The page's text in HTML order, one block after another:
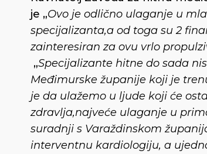
je „Ovo je odlično ulaganje u
specijalizanta,a od toga su 2
zainteresiran za ovu vrlo
„Specijalizante hitne do sada
Međimurske županije koji je
je da ulažemo u ljude koji će
zdravlja,najveće ulaganje u
suradnji s Varaždinskom
interventnu kardiologiju, a